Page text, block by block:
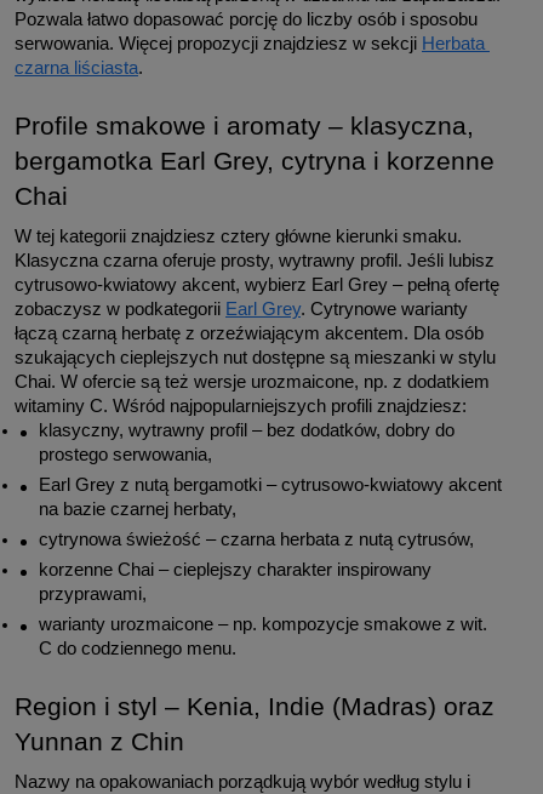
Pozwala łatwo dopasować porcję do liczby osób i sposobu
serwowania. Więcej propozycji znajdziesz w sekcji Herbata
czarna liściasta.
Profile smakowe i aromaty – klasyczna,
bergamotka Earl Grey, cytryna i korzenne
Chai
W tej kategorii znajdziesz cztery główne kierunki smaku.
Klasyczna czarna oferuje prosty, wytrawny profil. Jeśli lubisz
cytrusowo‑kwiatowy akcent, wybierz Earl Grey – pełną ofertę
zobaczysz w podkategorii Earl Grey. Cytrynowe warianty
łączą czarną herbatę z orzeźwiającym akcentem. Dla osób
szukających cieplejszych nut dostępne są mieszanki w stylu
Chai. W ofercie są też wersje urozmaicone, np. z dodatkiem
witaminy C. Wśród najpopularniejszych profili znajdziesz:
klasyczny, wytrawny profil – bez dodatków, dobry do
prostego serwowania,
Earl Grey z nutą bergamotki – cytrusowo‑kwiatowy akcent
na bazie czarnej herbaty,
cytrynowa świeżość – czarna herbata z nutą cytrusów,
korzenne Chai – cieplejszy charakter inspirowany
przyprawami,
warianty urozmaicone – np. kompozycje smakowe z wit.
C do codziennego menu.
Region i styl – Kenia, Indie (Madras) oraz
Yunnan z Chin
Nazwy na opakowaniach porządkują wybór według stylu i